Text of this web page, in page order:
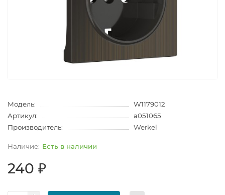
Модель:
W1179012
Артикул:
a051065
Производитель:
Werkel
Есть в наличии
240 ₽